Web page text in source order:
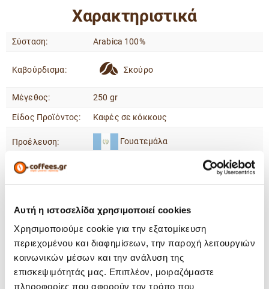
Αυτή η ιστοσελίδα χρησιμοποιεί cookies
Χρησιμοποιούμε cookie για την εξατομίκευση
περιεχομένου και διαφημίσεων, την παροχή λειτουργιών
κοινωνικών μέσων και την ανάλυση της
επισκεψιμότητάς μας. Επιπλέον, μοιραζόμαστε
πληροφορίες που αφορούν τον τρόπο που
Χαρακτηριστικά
Σύσταση: Arabica 100%
Καβούρδισμα: Σκούρο
Μέγεθος: 250 gr
Είδος Προϊόντος: Καφές σε κόκκους
Προέλευση: Γουατεμάλα
Ξηροί Καρποί
Ρούμι
Single Origin: Ναι